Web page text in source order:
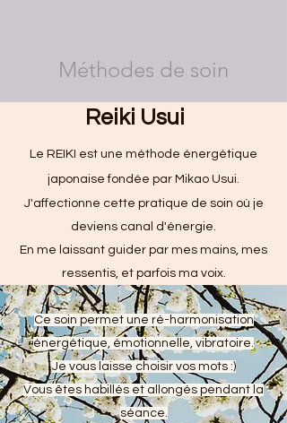
Méthodes de soin
Reiki Usui
Le REIKI est une méthode énergétique
japonaise fondée par Mikao Usui.
J'affectionne cette pratique de soin où je
deviens canal d'énergie.
En me laissant guider par mes mains, mes
ressentis, et parfois ma voix.
Ce soin permet une ré-harmonisation
énergétique, émotionnelle, vibratoire.
Je vous laisse choisir vos mots :)
Vous êtes habillés et allongés pendant la
séance.